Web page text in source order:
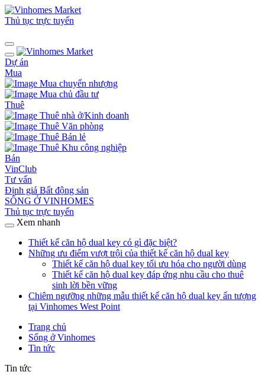
Thủ tục trực tuyến
Dự án
Mua
Mua chuyển nhượng
Mua chủ đầu tư
Thuê
Thuê nhà ở/Kinh doanh
Thuê Văn phòng
Thuê Bán lẻ
Thuê Khu công nghiệp
Bán
VinClub
Tư vấn
Định giá Bất động sản
SỐNG Ở VINHOMES
Thủ tục trực tuyến
Xem nhanh
Thiết kế căn hộ dual key có gì đặc biệt?
Những ưu điểm vượt trội của thiết kế căn hộ dual key
Thiết kế căn hộ dual key tối ưu hóa cho người dùng
Thiết kế căn hộ dual key đáp ứng nhu cầu cho thuê
sinh lời bền vững
Chiêm ngưỡng những mẫu thiết kế căn hộ dual key ấn tượng
tại Vinhomes West Point
Trang chủ
Sống ở Vinhomes
Tin tức
Tin tức